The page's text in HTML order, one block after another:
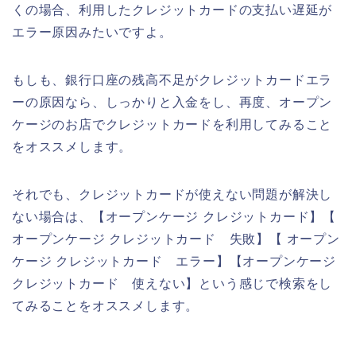
くの場合、利用したクレジットカードの支払い遅延が
エラー原因みたいですよ。
もしも、銀行口座の残高不足がクレジットカードエラ
ーの原因なら、しっかりと入金をし、再度、オープン
ケージのお店でクレジットカードを利用してみること
をオススメします。
それでも、クレジットカードが使えない問題が解決し
ない場合は、【オープンケージ クレジットカード】【
オープンケージ クレジットカード 失敗】【 オープン
ケージ クレジットカード エラー】【オープンケージ
クレジットカード 使えない】という感じで検索をし
てみることをオススメします。